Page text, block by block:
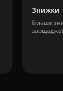
Знижки
Більше